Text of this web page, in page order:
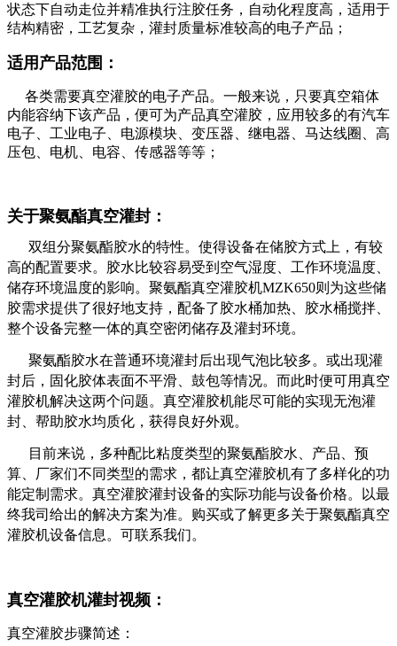
状态下自动走位并精准执行注胶任务，自动化程度高，适用于
结构精密，工艺复杂，灌封质量标准较高的电子产品；
适用产品范围：
各类需要真空灌胶的电子产品。一般来说，只要真空箱体
内能容纳下该产品，便可为产品真空灌胶，应用较多的有汽车
电子、工业电子、电源模块、变压器、继电器、马达线圈、高
压包、电机、电容、传感器等等；
关于聚氨酯真空灌封：
双组分聚氨酯胶水的特性。使得设备在储胶方式上， 有较
高的配置要求。胶水比较容易受到空气湿度、工作环境温度、
储存环境温度的影响。聚氨酯真空灌胶机MZK650则为这些储
胶需求提供了很好地支持，配备了胶水桶加热、胶水桶搅拌、
整个设备完整一体的真空密闭储存及灌封环境。
聚氨酯胶水在普通环境灌封后出现气泡比较多。或出现灌
封后，固化胶体表面不平滑、鼓包等情况。而此时便可用真空
灌胶机解决这两个问题。真空灌胶机能尽可能的实现无泡灌
封、帮助胶水均质化，获得良好外观。
目前来说，多种配比粘度类型的聚氨酯胶水、产品、预
算、厂家们不同类型的需求，都让真空灌胶机有了多样化的功
能定制需求。真空灌胶灌封设备的实际功能与设备价格。以最
终我司给出的解决方案为准。购买或了解更多关于聚氨酯真空
灌胶机设备信息。可联系我们。
真空灌胶机灌封视频：
真空灌胶步骤简述：